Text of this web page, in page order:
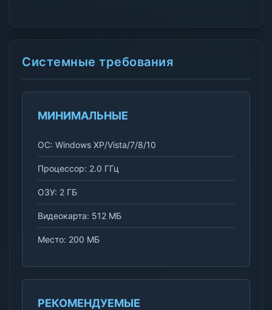
Системные требования
МИНИМАЛЬНЫЕ
ОС: Windows XP/Vista/7/8/10
Процессор: 2.0 ГГц
ОЗУ: 2 ГБ
Видеокарта: 512 МБ
Место: 200 МБ
РЕКОМЕНДУЕМЫЕ